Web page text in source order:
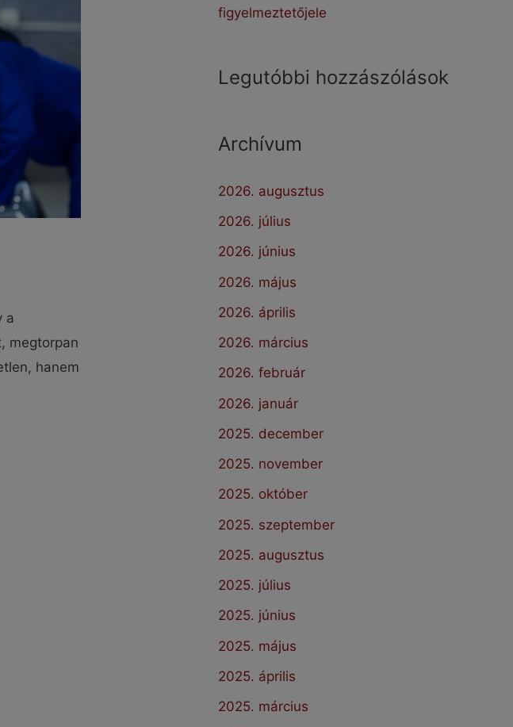
a
megtorpan
hanem
figyelmeztetőjele
Legutóbbi hozzászólások
Archívum
2026. augusztus
2026. július
2026. június
2026. május
2026. április
2026. március
2026. február
2026. január
2025. december
2025. november
2025. október
2025. szeptember
2025. augusztus
2025. július
2025. június
2025. május
2025. április
2025. március